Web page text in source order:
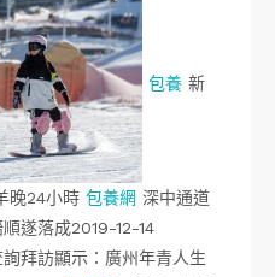
包養 新
晚24小時 包養網 深中通道
遂落成2019-12-14
拜訪顯示：廣州年青人生